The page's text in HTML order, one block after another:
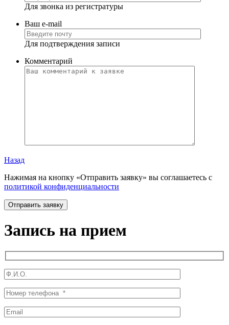
Для звонка из регистратуры
Ваш e-mail
Для подтверждения записи
Комментарий
Назад
Нажимая на кнопку «Отправить заявку» вы соглашаетесь с
политикой конфиденциальности
Запись на прием